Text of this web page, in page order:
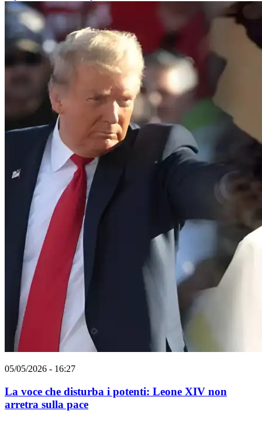
05/05/2026 - 16:27
La voce che disturba i potenti: Leone XIV non
arretra sulla pace